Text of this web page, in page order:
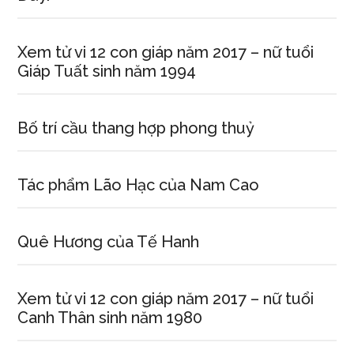
Xem tử vi 12 con giáp năm 2017 – nữ tuổi
Giáp Tuất sinh năm 1994
Bố trí cầu thang hợp phong thuỷ
Tác phẩm Lão Hạc của Nam Cao
Quê Hương của Tế Hanh
Xem tử vi 12 con giáp năm 2017 – nữ tuổi
Canh Thân sinh năm 1980